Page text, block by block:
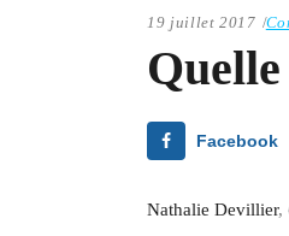
19 juillet 2017
Facebook
Nathalie Devillier,